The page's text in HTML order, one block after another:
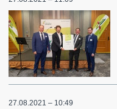
27.08.2021 – 10:49